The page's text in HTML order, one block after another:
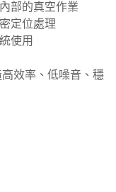
部的真空作業
定位處理
使用
高效率、低噪音、穩